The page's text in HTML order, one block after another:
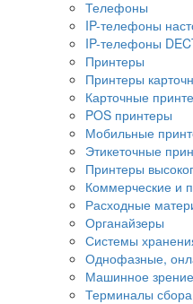
Телефоны
IP-телефоны
IP-телефоны
Принтеры
Принтеры
Карточные
POS принтеры
Мобильные
Этикеточные
Принтеры
Коммерческие и
Расходные
Органайзеры
Системы
Однофазные,
Машинное зрение
Терминалы